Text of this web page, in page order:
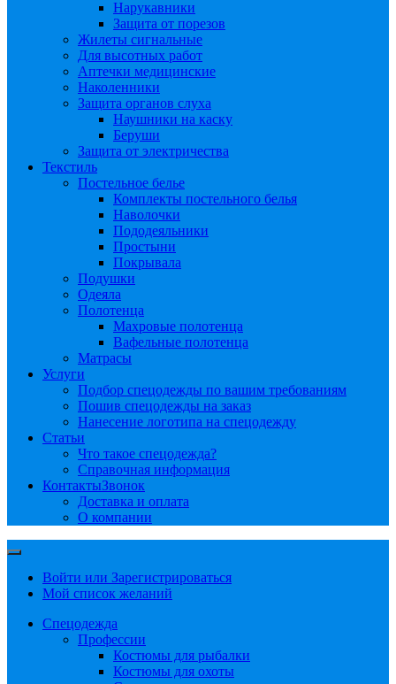
Нарукавники
Защита от порезов
Жилеты сигнальные
Для высотных работ
Аптечки медицинские
Наколенники
Защита органов слуха
Наушники на каску
Беруши
Защита от электричества
Текстиль
Постельное белье
Комплекты постельного белья
Наволочки
Пододеяльники
Простыни
Покрывала
Подушки
Одеяла
Полотенца
Махровые полотенца
Вафельные полотенца
Матрасы
Услуги
Подбор спецодежды по вашим требованиям
Пошив спецодежды на заказ
Нанесение логотипа на спецодежду
Статьи
Что такое спецодежда?
Справочная информация
КонтактыЗвонок
Доставка и оплата
О компании
Войти или Зарегистрироваться
Мой список желаний
Спецодежда
Профессии
Костюмы для рыбалки
Костюмы для охоты